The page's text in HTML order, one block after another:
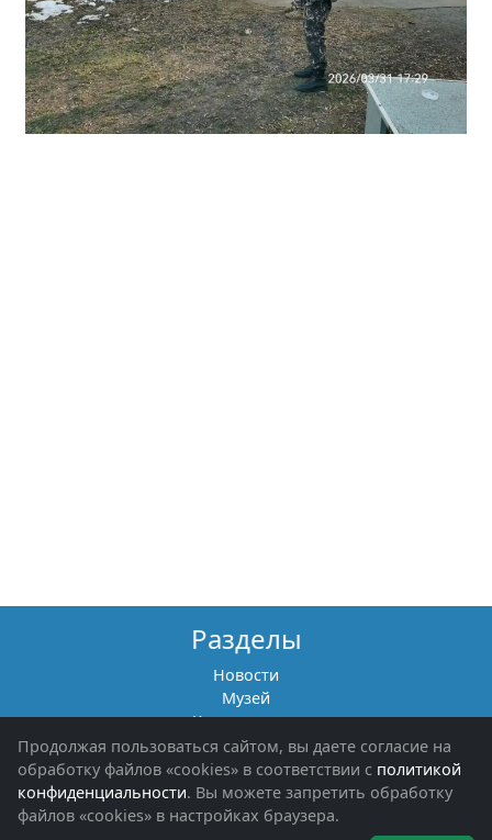
Разделы
Новости
Музей
Книги памяти
Фотоальбомы
Обращения граждан
Помощь участникам СВО и их семьям
Продолжая пользоваться сайтом, вы даете согласие на
обработку файлов «cookies» в соответствии с политикой
конфиденциальности. Вы можете запретить обработку
файлов «cookies» в настройках браузера.